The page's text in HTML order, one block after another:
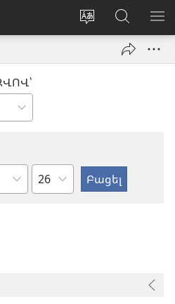
Փոխել
Մուտքագրվել
(բացվումՈրոնում
JW.ORG
կայքում
Ըստ
գլուխների